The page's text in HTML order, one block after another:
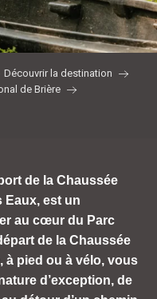
Découvrir la destination
de Brière
de la Chaussée
Eaux, est un
au cœur du Parc
de la Chaussée
à pied ou à vélo, vous
d’exception, de